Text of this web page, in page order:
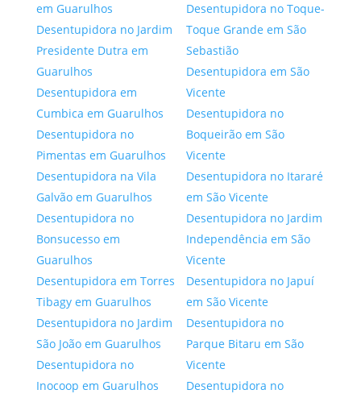
em Guarulhos
Desentupidora no Jardim
Presidente Dutra em
Guarulhos
Desentupidora em
Cumbica em Guarulhos
Desentupidora no
Pimentas em Guarulhos
Desentupidora na Vila
Galvão em Guarulhos
Desentupidora no
Bonsucesso em
Guarulhos
Desentupidora em Torres
Tibagy em Guarulhos
Desentupidora no Jardim
São João em Guarulhos
Desentupidora no
Inocoop em Guarulhos
Desentupidora no Toque-
Toque Grande em São
Sebastião
Desentupidora em São
Vicente
Desentupidora no
Boqueirão em São
Vicente
Desentupidora no Itararé
em São Vicente
Desentupidora no Jardim
Independência em São
Vicente
Desentupidora no Japuí
em São Vicente
Desentupidora no
Parque Bitaru em São
Vicente
Desentupidora no